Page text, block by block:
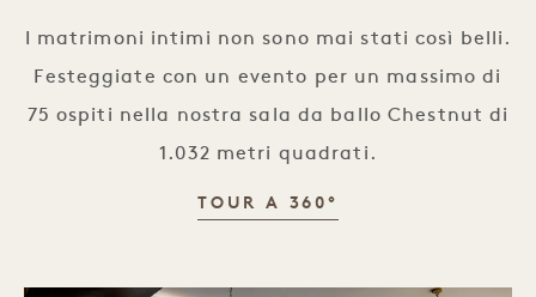
I matrimoni intimi non sono mai stati così belli.
Festeggiate con un evento per un massimo di
75 ospiti nella nostra sala da ballo Chestnut di
1.032 metri quadrati.
TOUR A 360°